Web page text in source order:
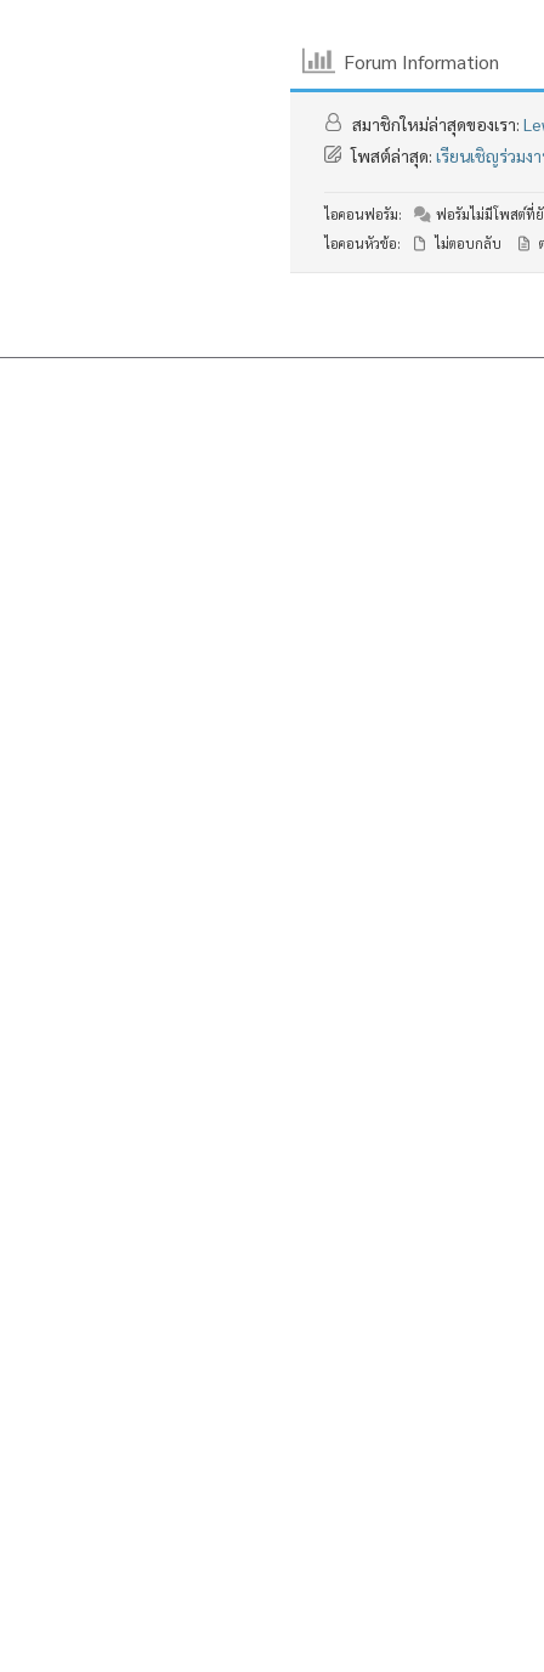
Forum Information
สมาชิกใหม่ล่าสุดของเรา:
โพสต์ล่าสุด: เรียนเชิญร่วม
ไอคอนฟอรัม:
ฟอรัมไม่มีโพสต์ที่ยั
ไอคอนหัวข้อ:
ไม่ตอบกลับ